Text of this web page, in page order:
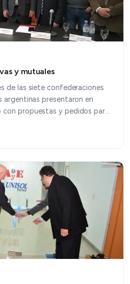
y mutuales
de las siete confederaciones
argentinas presentaron en
propuestas y pedidos para